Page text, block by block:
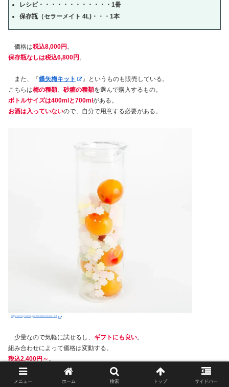
レシピ・・・・・・・・・・・・1冊
保存瓶（セラーメイト4L) ・・・1本
価格は税込8,000円。
保存瓶なしは税込6,800円。
また、『蝶矢梅キット
』というものも販売している。
こちらは梅の種類、 砂糖の種類を選んで購入するもの。
ボトルサイズは400mlと700ml がある。
お酒は入っていないので、自分で用意する必要がある。
https://choyaume.jp/collections/ume_kit
少量なので気軽に試せるし、 ギフトにも良い。
組み合わせによって価格は変動する。
税込2,400円～。
メニュー ホーム 検索 トップ サイドバー